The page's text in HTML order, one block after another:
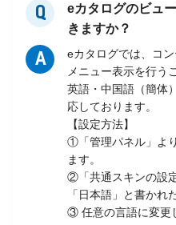
Q
eカタログのビュ
きますか？
A
eカタログでは、コ
メニュー表示を行う
英語・中国語（簡体
応しております。
【設定方法】
①「管理パネル」よ
ます。
②「共通スキンの設
「日本語」と書かれ
③ 任意の言語に変更